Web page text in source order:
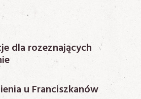
dla rozeznających
u Franciszkanów